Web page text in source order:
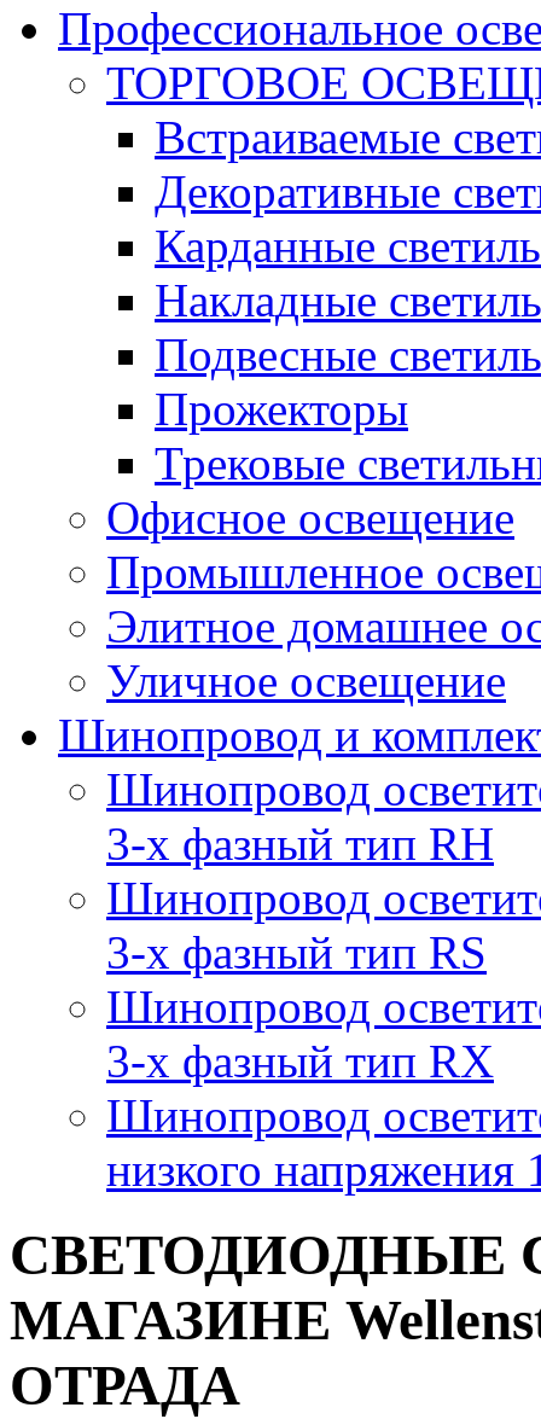
Профессиональное
ТОРГОВОЕ
Встраиваемые
Декоративные
Карданные
Накладные
Подвесные
Прожекторы
Трековые
Офисное освещение
Промышленное
Элитное домашнее
Уличное освещение
Шинопровод и
Шинопровод
3-х фазный тип RH
Шинопровод
3-х фазный тип RS
Шинопровод
3-х фазный тип RX
Шинопровод
низкого напряжения
СВЕТОДИОДНЫЕ
МАГАЗИНЕ
ОТРАДА